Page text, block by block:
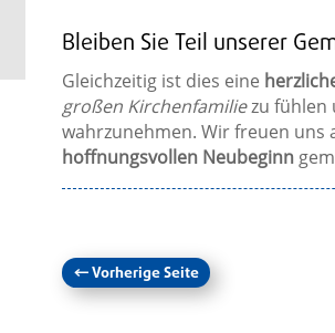
Bleiben Sie Teil unserer
Gleichzeitig ist dies eine
großen Kirchenfamiliezu fühlen
wahrzunehmen. Wir freuen uns
hoffnungsvollen Neubeginn
←Vorherige Seite